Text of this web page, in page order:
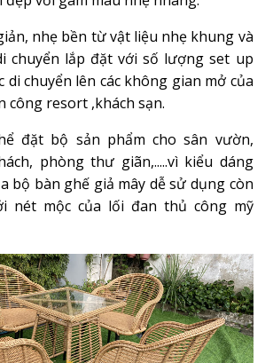
nhẹ bền từ vật liệu nhẹ khung và
chuyển lắp đặt với số lượng set up
di chuyển lên các không gian mở của
công resort ,khách sạn.
đặt bộ sản phẩm cho sân vườn,
phòng thư giãn,.....vì kiểu dáng
bộ bàn ghế giả mây dễ sử dụng còn
nét mộc của lối đan thủ công mỹ